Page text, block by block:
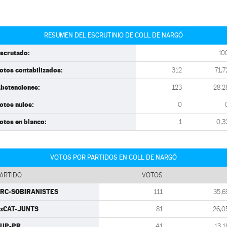
RESUMEN DEL ESCRUTINIO DE COLL DE NARGÓ
contabilizados: 312
123
nulos: 0
en blanco: 1
VOTOS POR PARTIDOS EN COLL DE NARGÓ
VOTOS
SOBIRANISTES 111
JUNTS 81